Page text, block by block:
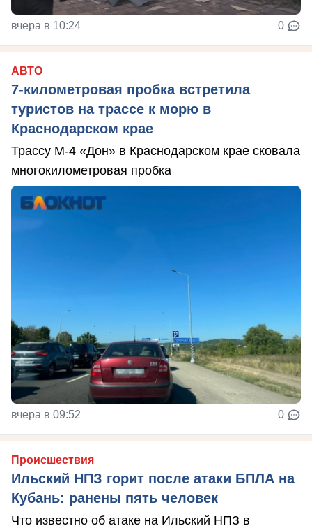
вчера в 10:24 0
АВТО
7-километровая пробка встретила
туристов на трассе к морю в
Краснодарском крае
Трассу М-4 «Дон» в Краснодарском крае сковала
многокилометровая пробка
вчера в 09:52 0
Происшествия
Ильский НПЗ горит после атаки БПЛА на
Кубань: ранены пять человек
Что известно об атаке на Ильский НПЗ в